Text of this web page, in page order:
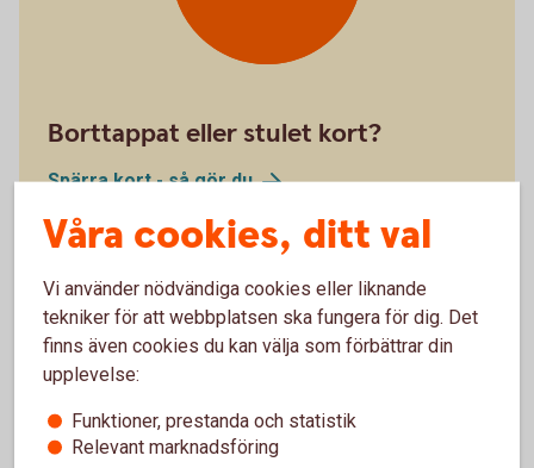
Borttappat eller stulet kort?
Spärra kort - så gördu
tillfälligt
Våra cookies, ditt val
Vi använder nödvändiga cookies eller liknande
tekniker för att webbplatsen ska fungera för dig. Det
finns även cookies du kan välja som förbättrar din
upplevelse:
Funktioner, prestanda och statistik
Relevant marknadsföring